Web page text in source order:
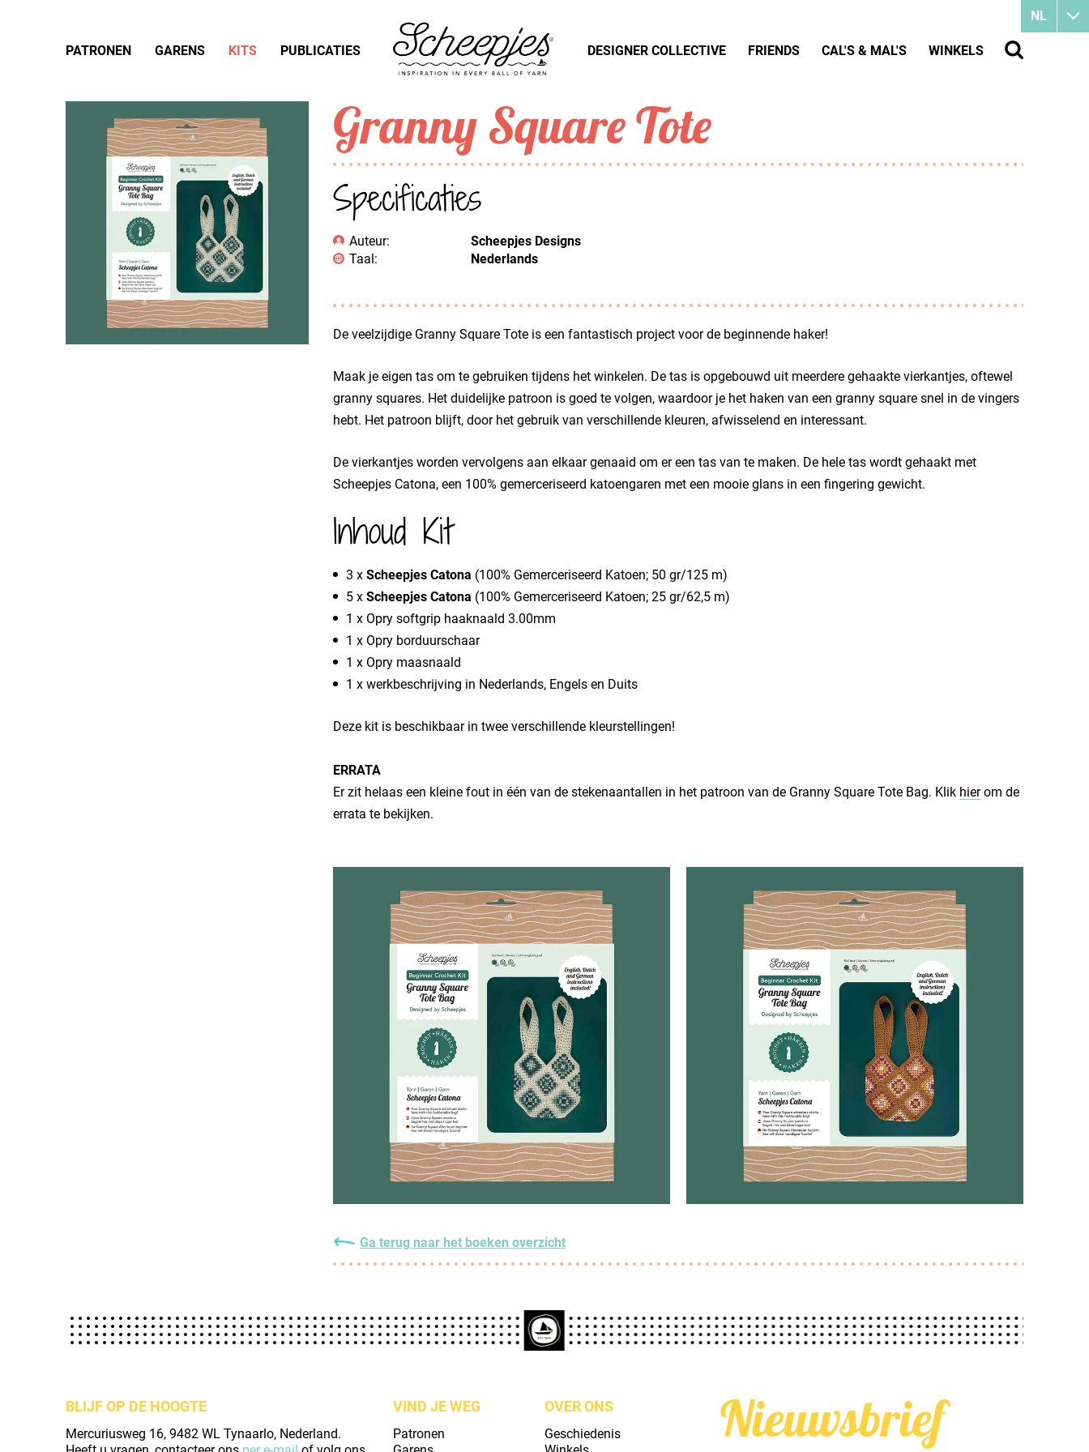
Granny Square Tote
Specificaties
Auteur:
Scheepjes Designs
Taal:
Nederlands
De veelzijdige Granny Square Tote is een fantastisch project voor de beginnende haker!
Maak je eigen tas om te gebruiken tijdens het winkelen. De tas is opgebouwd uit meerdere gehaakte vierkantjes, oftewel
granny squares. Het duidelijke patroon is goed te volgen, waardoor je het haken van een granny square snel in de vingers
hebt. Het patroon blijft, door het gebruik van verschillende kleuren, afwisselend en interessant.
De vierkantjes worden vervolgens aan elkaar genaaid om er een tas van te maken. De hele tas wordt gehaakt met
Scheepjes Catona, een 100% gemerceriseerd katoengaren met een mooie glans in een fingering gewicht.
Inhoud Kit
3 x Scheepjes Catona (100% Gemerceriseerd Katoen; 50 gr/125 m)
5 x Scheepjes Catona (100% Gemerceriseerd Katoen; 25 gr/62,5 m)
1 x Opry softgrip haaknaald 3.00mm
1 x Opry borduurschaar
1 x Opry maasnaald
1 x werkbeschrijving in Nederlands, Engels en Duits
Deze kit is beschikbaar in twee verschillende kleurstellingen!
​ERRATA
​Er zit helaas een kleine fout in één van de stekenaantallen in het patroon van de Granny Square Tote Bag. Klik hierom de
errata te bekijken.
Ga terug naar het boeken overzicht
BLIJF OP DE HOOGTE
Mercuriusweg 16, 9482 WL Tynaarlo, Nederland.
VIND JE WEG
Patronen
OVER ONS
Geschiedenis
Nieuwsbrief
NL
PATRONEN GARENS KITS PUBLICATIES DESIGNER COLLECTIVE FRIENDS CAL'S & MAL'S WINKELS